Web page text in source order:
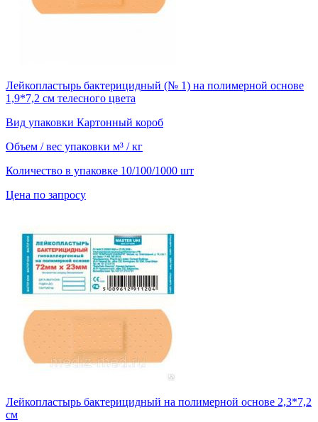
Лейкопластырь бактерицидный (№ 1) на полимерной основе
1,9*7,2 см телесного цвета
Вид упаковки Картонный короб
Объем / вес упаковки м³ / кг
Количество в упаковке 10/100/1000 шт
Цена по запросу
Лейкопластырь бактерицидный на полимерной основе 2,3*7,2
см